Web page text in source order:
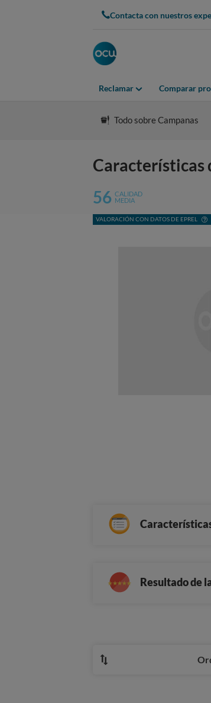
Contacta con nuestros
Reclamar Comparar
Todo sobre Campanas
Características
56 CALIDAD
MEDIA
VALORACIÓN CON DATOS DE EPREL
Resultado de